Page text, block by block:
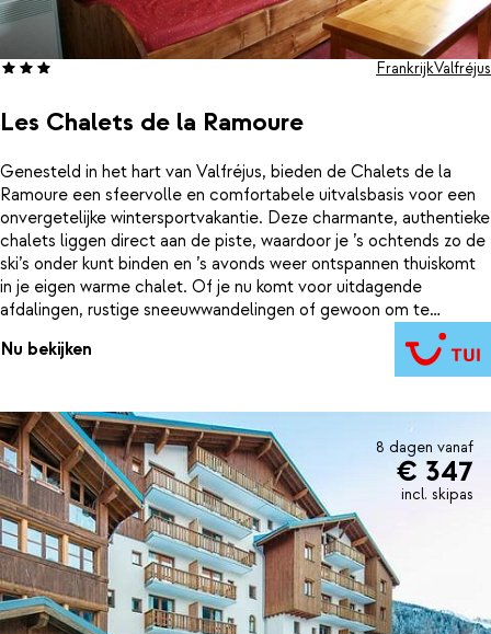
Les Chalets de la Ramoure
FrankrijkValfréjus
Genesteld in het hart van Valfréjus, bieden de Chalets de la
Ramoure een sfeervolle en comfortabele uitvalsbasis voor een
onvergetelijke wintersportvakantie. Deze charmante, authentieke
chalets liggen direct aan de piste, waardoor je ’s ochtends zo de
ski’s onder kunt binden en ’s avonds weer ontspannen thuiskomt
in je eigen warme chalet. Of je nu komt voor uitdagende
afdalingen, rustige sneeuwwandelingen of gewoon om te
genieten van de winterse bergsfeer. In Chalets de la Ramoure
vind je rust, gemak en een prachtig uitzicht op de besneeuwde
toppen van de Maurienne-vallei. Het centrum met diverse
Nu bekijken
8 dagen vanaf
€ 347
incl. skipas